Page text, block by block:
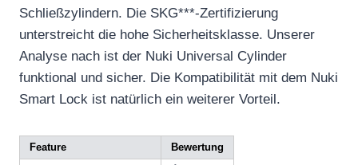
Schließzylindern. Die SKG***-Zertifizierung
unterstreicht die hohe Sicherheitsklasse. Unserer
Analyse nach ist der Nuki Universal Cylinder
funktional und sicher. Die Kompatibilität mit dem Nuki
Smart Lock ist natürlich ein weiterer Vorteil.
Feature
Bewertung